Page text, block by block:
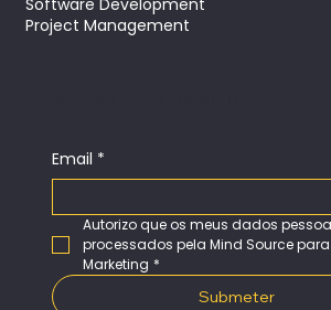
Email *
Autorizo que os meus dados
processados pela Mind Source
Marketing *
Submeter
Project Management